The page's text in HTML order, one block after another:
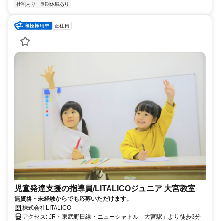
社割あり
長期休暇あり
正社員
児童発達支援の指導員/LITALICOジュニア 大宮教室
無資格・未経験からでも応募いただけます。
株式会社LITALICO
アクセス: JR・東武野田線・ニューシャトル「大宮駅」より徒歩3分